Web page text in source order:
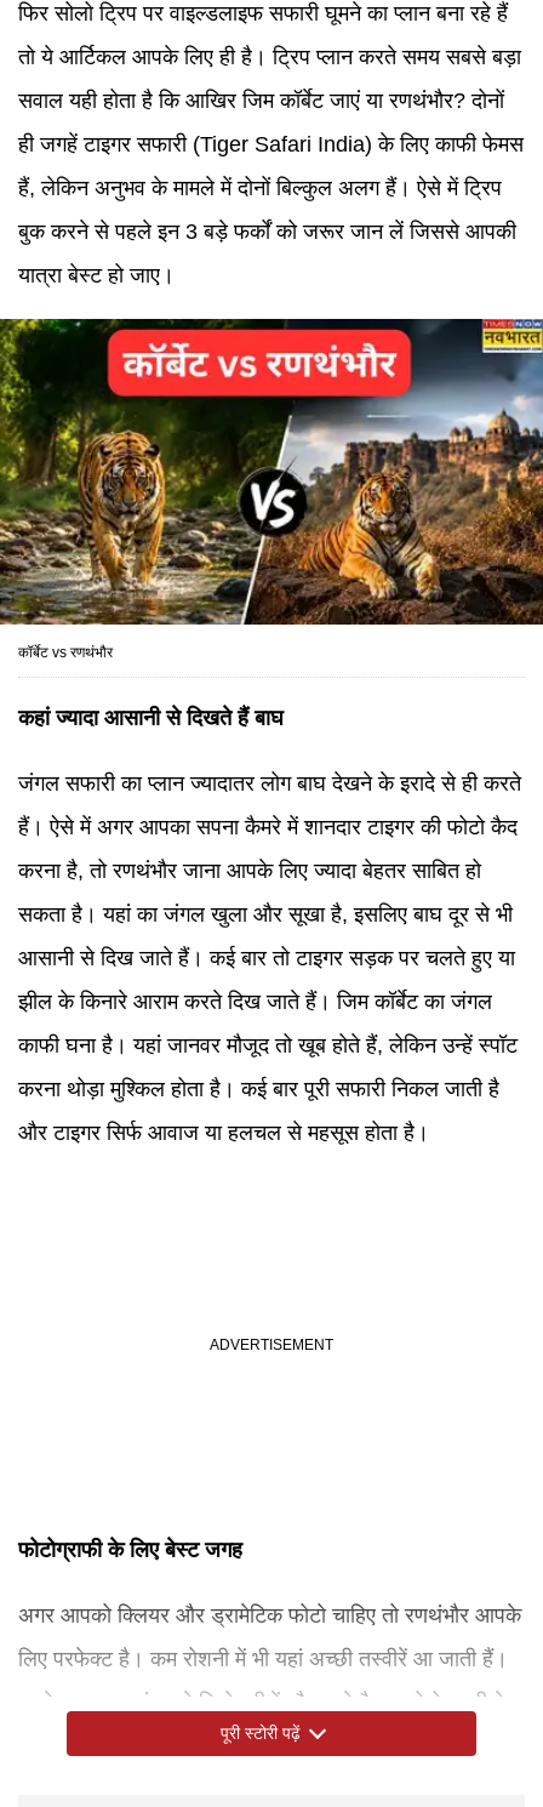
फिर सोलो ट्रिप पर वाइल्डलाइफ सफारी घूमने का प्लान बना रहे हैं
तो ये आर्टिकल आपके लिए ही है। ट्रिप प्लान करते समय सबसे बड़ा
सवाल यही होता है कि आखिर जिम कॉर्बेट जाएं या रणथंभौर? दोनों
ही जगहें टाइगर सफारी (Tiger Safari India) के लिए काफी फेमस
हैं, लेकिन अनुभव के मामले में दोनों बिल्कुल अलग हैं। ऐसे में ट्रिप
बुक करने से पहले इन 3 बड़े फर्कों को जरूर जान लें जिससे आपकी
यात्रा बेस्ट हो जाए।
कॉर्बेट vs रणथंभौर
कहां ज्यादा आसानी से दिखते हैं बाघ
जंगल सफारी का प्लान ज्यादातर लोग बाघ देखने के इरादे से ही करते
हैं। ऐसे में अगर आपका सपना कैमरे में शानदार टाइगर की फोटो कैद
करना है, तो रणथंभौर जाना आपके लिए ज्यादा बेहतर साबित हो
सकता है। यहां का जंगल खुला और सूखा है, इसलिए बाघ दूर से भी
आसानी से दिख जाते हैं। कई बार तो टाइगर सड़क पर चलते हुए या
झील के किनारे आराम करते दिख जाते हैं। जिम कॉर्बेट का जंगल
काफी घना है। यहां जानवर मौजूद तो खूब होते हैं, लेकिन उन्हें स्पॉट
करना थोड़ा मुश्किल होता है। कई बार पूरी सफारी निकल जाती है
और टाइगर सिर्फ आवाज या हलचल से महसूस होता है।
फोटोग्राफी के लिए बेस्ट जगह
अगर आपको क्लियर और ड्रामेटिक फोटो चाहिए तो रणथंभौर आपके
लिए परफेक्ट है। कम रोशनी में भी यहां अच्छी तस्वीरें आ जाती हैं।
इसके अलावा यहां पुराने किले, झीलें और खुले मैदान फोटोग्राफी के
लिए शानदार माहौल प्रदान करते हैं। लेकिन अगर आपको रोमांच
पूरी स्टोरी पढ़ें